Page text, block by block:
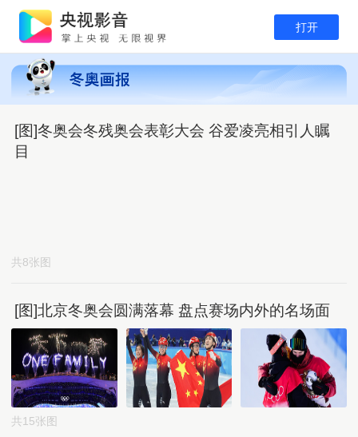
打开
[图]冬奥会冬残奥会表彰大会 谷爱凌亮相引人瞩
目
共8张图
[图]北京冬奥会圆满落幕 盘点赛场内外的名场面
共15张图